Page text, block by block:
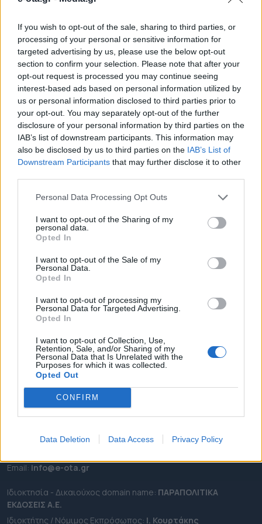
If you wish to opt-out of the sale, sharing to third parties, or
processing of your personal or sensitive information for
targeted advertising by us, please use the below opt-out
section to confirm your selection. Please note that after your
opt-out request is processed you may continue seeing
interest-based ads based on personal information utilized by
us or personal information disclosed to third parties prior to
your opt-out. You may separately opt-out of the further
disclosure of your personal information by third parties on the
IAB’s list of downstream participants. This information may
also be disclosed by us to third parties on the IAB’s List of
Downstream Participants that may further disclose it to other
Personal Data Processing Opt Outs
I want to opt-out of the Sharing of my
personal data.
Opted In
I want to opt-out of the Sale of my
Personal Data.
Opted In
I want to opt-out of processing my
Personal Data for Targeted Advertising.
Opted In
I want to opt-out of Collection, Use,
Retention, Sale, and/or Sharing of my
Personal Data that Is Unrelated with the
Purposes for which it was collected.
Opted Out
CONFIRM
Data Deletion Data Access Privacy Policy
Σαφές μήνυμα υπέρ της ενίσχυσης της δημόσιας
τριτοβάθμιας εκπαίδευσης και της σύνδεσής της με
την ανάπτυξη έστειλε ο Περιφερειάρχης Αττικής
Νίκος Χαρδαλιάς, κατά τον χαιρετισμό του στην 111η
Σύνοδο των Πρυτάνεων, που πραγματοποιείται στο
Καβούρι υπό την αιγίδα της Περιφέρειας Αττικής. «Η
ενίσχυση της τριτοβάθμιας εκπαίδευσης αποτελεί
για εμάς συνειδητή στρατηγική επιλογή», τόνισε,
επισημαίνοντας ότι […]
04.04.2026 - 15.58
ΡΟΗ ΕΙΔΗΣΕΩΝ
ΕΠΙΚΑΙΡΟΤΗΤΑ
ΠΕΡΙΦΕΡΕΙΕΣ
OTA LEAKS
ΣΥΝΕΝΤΕΥΞΕΙΣ
ΑΠΟΨΕΙΣ
ΠΡΟΣΛΗΨΕΙΣ
e-ota.gr | Ταυτότητα
Καλλιθέα Αττικής
Εmail: info@e-ota.gr
Ιδιοκτησία - Δικαιούχος domain name: ΠΑΡΑΠΟΛΙΤΙΚΑ
ΕΚΔΟΣΕΙΣ A.E.
Ιδιοκτήτης / Νόμιμος Εκπρόσωπος: Ι. Κουρτάκης